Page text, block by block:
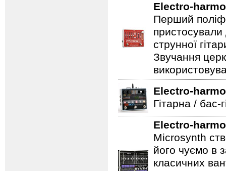
Electro-
Перший
пристосували
струнної
Звучання
Electro-
Гітарна / бас-
Electro-
Microsynth
його чуємо в
класичних